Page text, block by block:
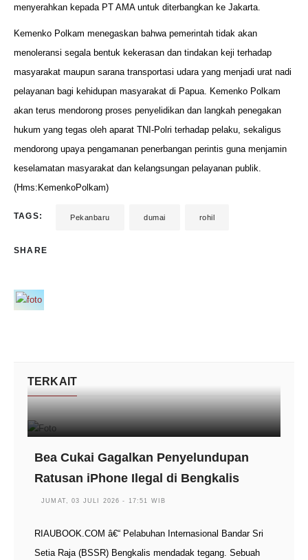
menyerahkan kepada PT AMA untuk diterbangkan ke Jakarta.
Kemenko Polkam menegaskan bahwa pemerintah tidak akan
menoleransi segala bentuk kekerasan dan tindakan keji terhadap
masyarakat maupun sarana transportasi udara yang menjadi urat nadi
pelayanan bagi kehidupan masyarakat di Papua. Kemenko Polkam
akan terus mendorong proses penyelidikan dan langkah penegakan
hukum yang tegas oleh aparat TNI-Polri terhadap pelaku, sekaligus
mendorong upaya pengamanan penerbangan perintis guna menjamin
keselamatan masyarakat dan kelangsungan pelayanan publik.
(Hms:KemenkoPolkam)
TAGS: Pekanbaru dumai rohil
SHARE
TERKAIT
Bea Cukai Gagalkan Penyelundupan
Ratusan iPhone Ilegal di Bengkalis
JUMAT, 03 JULI 2026 - 17:51 WIB
RIAUBOOK.COM â€“ Pelabuhan Internasional Bandar Sri
Setia Raja (BSSR) Bengkalis mendadak tegang. Sebuah